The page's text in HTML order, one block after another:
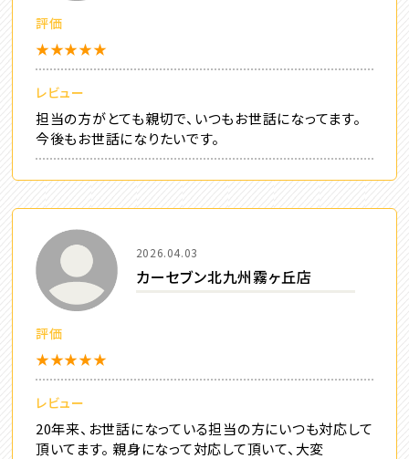
評価
★★★★★
レビュー
担当の方がとても親切で、いつもお世話になってます。
今後もお世話になりたいです。
2026.04.03
カーセブン北九州霧ヶ丘店
評価
★★★★★
レビュー
20年来、お世話になっている担当の方にいつも対応して
頂いてます。 親身になって対応して頂いて、大変